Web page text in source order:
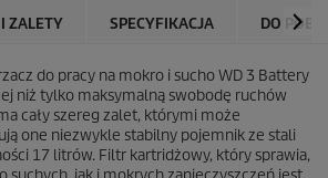
ZALETY SPECYFIKACJA DO
do pracy na mokro i sucho WD 3 Battery
niż tylko maksymalną swobodę ruchów
cały szereg zalet, którymi może
one niezwykle stabilny pojemnik ze stali
17 litrów. Filtr kartridżowy, który sprawia,